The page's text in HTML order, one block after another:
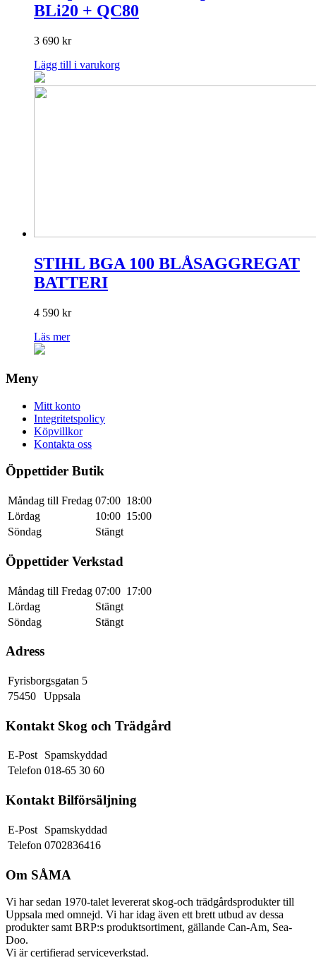
BLi20 + QC80
3 690 kr
Lägg till i varukorg
STIHL BGA 100 BLÅSAGGREGAT
BATTERI
4 590 kr
Läs mer
Meny
Mitt konto
Integritetspolicy
Köpvillkor
Kontakta oss
Öppettider Butik
Måndag till Fredag 07:00 18:00
Lördag
10:00 15:00
Söndag
Stängt
Öppettider Verkstad
Måndag till Fredag 07:00 17:00
Lördag
Stängt
Söndag
Stängt
Adress
Fyrisborgsgatan 5
75450
Uppsala
Kontakt Skog och Trädgård
E-Post
Spamskyddad
Telefon 018-65 30 60
Kontakt Bilförsäljning
E-Post
Spamskyddad
Telefon 0702836416
Om SÅMA
Vi har sedan 1970-talet levererat skog-och trädgårdsprodukter till
Uppsala med omnejd. Vi har idag även ett brett utbud av dessa
produkter samt BRP:s produktsortiment, gällande Can-Am, Sea-
Doo.
Vi är certifierad serviceverkstad.